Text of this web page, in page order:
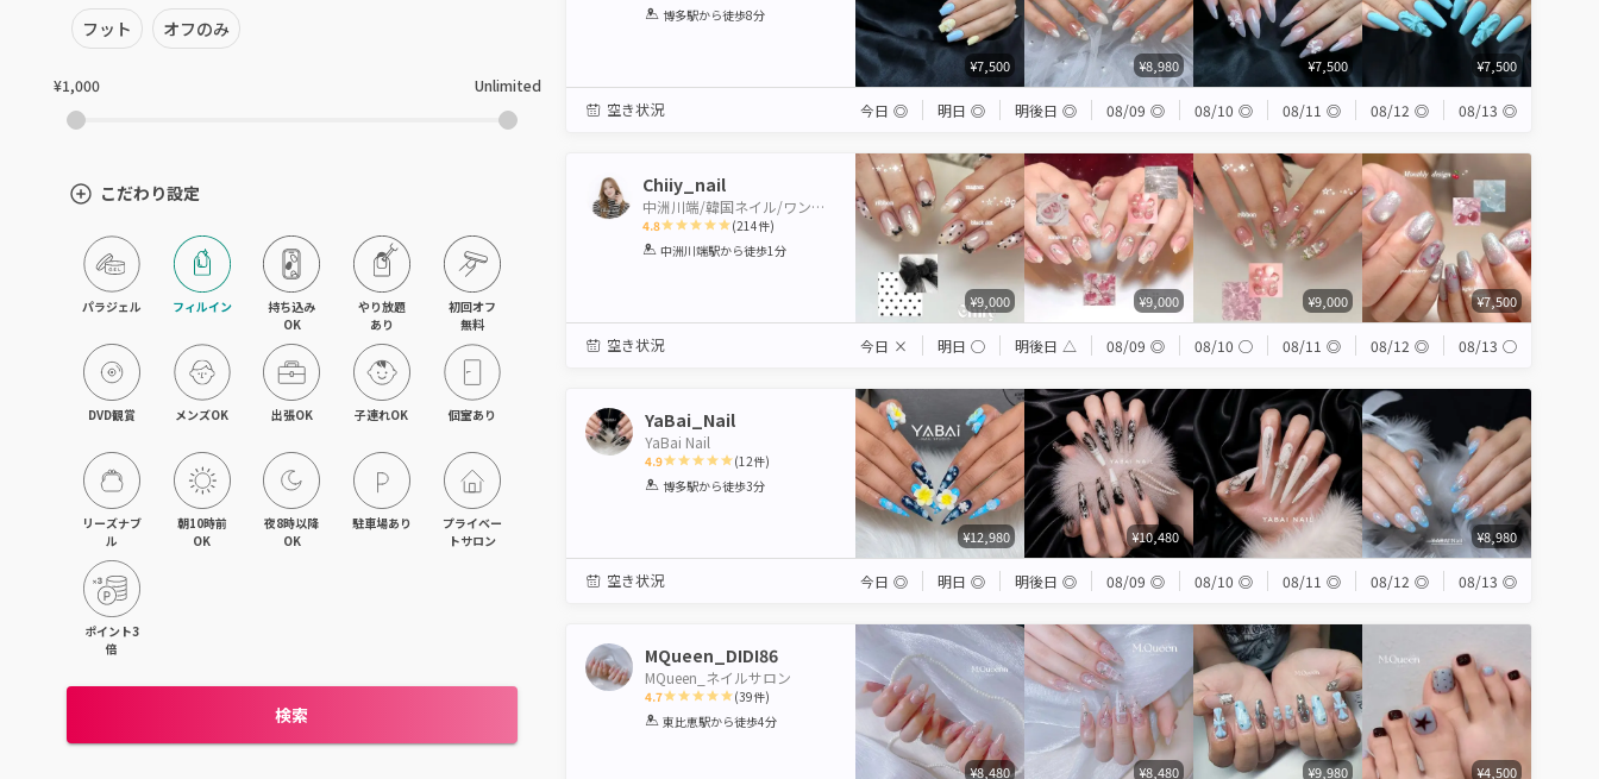
七隈・野芥・次郎丸
九産大・福津・糟屋郡
久留米・筑後
柳川・大川・大牟田
小倉・八幡・折尾
新宮・古賀
飯塚・田川
フット オフのみ
¥1,000 Unlimited
こだわり設定
パラジェル フィルイン
持ち込み
OK
やり放題
あり
初回オフ
無料
DVD観賞 メンズOK 出張OK 子連れOK 個室あり
リーズナブ
ル
朝10時前
OK
夜8時以降
OK
駐車場あり
プライベー
トサロン
ポイント3
倍
検索
1 2 3 4 5
博多駅から徒歩8分
¥7,500 ¥8,980 ¥7,500 ¥7,500
空き状況 今日 ◎ 明日 ◎ 明後日 ◎ 08/09 ◎ 08/10 ◎ 08/11 ◎ 08/12 ◎ 08/13 ◎
Chiiy_nail
中洲川端/韓国ネイル/ワンホンネイル
4.8
1 2 3 4 5
(214件)
中洲川端駅から徒歩1分
¥9,000 ¥9,000 ¥9,000 ¥7,500
空き状況 今日 × 明日 ◯ 明後日 △ 08/09 ◎ 08/10 ◯ 08/11 ◎ 08/12 ◎ 08/13 ◯
YaBai_Nail
YaBai Nail
4.9
1 2 3 4 5
(12件)
博多駅から徒歩3分
¥12,980 ¥10,480 ¥8,980
空き状況 今日 ◎ 明日 ◎ 明後日 ◎ 08/09 ◎ 08/10 ◎ 08/11 ◎ 08/12 ◎ 08/13 ◎
MQueen_DIDI86
MQueen_ネイルサロン
4.7
1 2 3 4 5
(39件)
東比恵駅から徒歩4分
¥8,480 ¥8,480 ¥9,980 ¥4,500